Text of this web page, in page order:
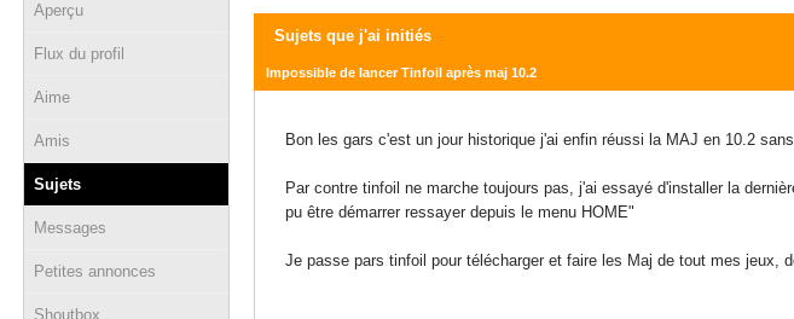
Aperçu
Flux du profil
Aime
Amis
Sujets
Messages
Petites annonces
Shoutbox
Sujets que j'ai initiés
Impossible de lancer Tinfoil après maj 10.2
Bon les gars c'est un jour historique j'ai enfin réussi la MAJ en 10.2
Par contre tinfoil ne marche toujours pas, j'ai essayé d'installer la
pu être démarrer ressayer depuis le menu HOME"
Je passe pars tinfoil pour télécharger et faire les Maj de tout mes jeux,